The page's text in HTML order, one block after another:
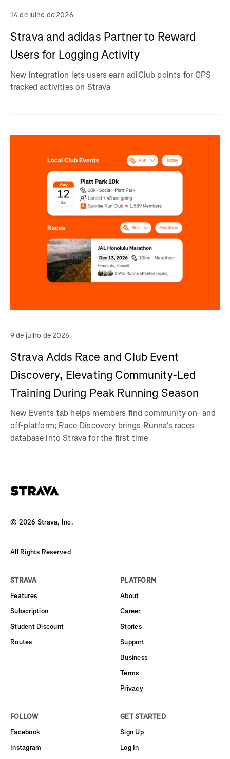
14 de julho de 2026
Strava and adidas Partner to Reward
Users for Logging Activity
New integration lets users earn adiClub points for GPS-
tracked activities on Strava
9 de julho de 2026
Strava Adds Race and Club Event
Discovery, Elevating Community-Led
Training During Peak Running Season
New Events tab helps members find community on- and
off-platform; Race Discovery brings Runna's races
database into Strava for the first time
© 2026 Strava, Inc.
All Rights Reserved
STRAVA
Features
Subscription
Student Discount
Routes
PLATFORM
About
Career
Stories
Support
Business
Terms
Privacy
FOLLOW
Facebook
Instagram
GET STARTED
Sign Up
Log In